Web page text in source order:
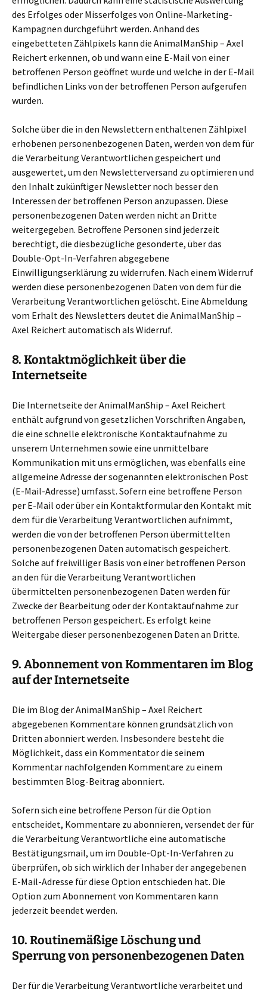
des Erfolges oder Misserfolges von Online-Marketing-
Kampagnen durchgeführt werden. Anhand des
eingebetteten Zählpixels kann die AnimalManShip – Axel
Reichert erkennen, ob und wann eine E-Mail von einer
betroffenen Person geöffnet wurde und welche in der E-Mail
befindlichen Links von der betroffenen Person aufgerufen
wurden.
Solche über die in den Newslettern enthaltenen Zählpixel
erhobenen personenbezogenen Daten, werden von dem für
die Verarbeitung Verantwortlichen gespeichert und
ausgewertet, um den Newsletterversand zu optimieren und
den Inhalt zukünftiger Newsletter noch besser den
Interessen der betroffenen Person anzupassen. Diese
personenbezogenen Daten werden nicht an Dritte
weitergegeben. Betroffene Personen sind jederzeit
berechtigt, die diesbezügliche gesonderte, über das
Double-Opt-In-Verfahren abgegebene
Einwilligungserklärung zu widerrufen. Nach einem Widerruf
werden diese personenbezogenen Daten von dem für die
Verarbeitung Verantwortlichen gelöscht. Eine Abmeldung
vom Erhalt des Newsletters deutet die AnimalManShip –
Axel Reichert automatisch als Widerruf.
8. Kontaktmöglichkeit über die
Internetseite
Die Internetseite der AnimalManShip – Axel Reichert
enthält aufgrund von gesetzlichen Vorschriften Angaben,
die eine schnelle elektronische Kontaktaufnahme zu
unserem Unternehmen sowie eine unmittelbare
Kommunikation mit uns ermöglichen, was ebenfalls eine
allgemeine Adresse der sogenannten elektronischen Post
(E-Mail-Adresse) umfasst. Sofern eine betroffene Person
per E-Mail oder über ein Kontaktformular den Kontakt mit
dem für die Verarbeitung Verantwortlichen aufnimmt,
werden die von der betroffenen Person übermittelten
personenbezogenen Daten automatisch gespeichert.
Solche auf freiwilliger Basis von einer betroffenen Person
an den für die Verarbeitung Verantwortlichen
übermittelten personenbezogenen Daten werden für
Zwecke der Bearbeitung oder der Kontaktaufnahme zur
betroffenen Person gespeichert. Es erfolgt keine
Weitergabe dieser personenbezogenen Daten an Dritte.
9. Abonnement von Kommentaren im Blog
auf der Internetseite
Die im Blog der AnimalManShip – Axel Reichert
abgegebenen Kommentare können grundsätzlich von
Dritten abonniert werden. Insbesondere besteht die
Möglichkeit, dass ein Kommentator die seinem
Kommentar nachfolgenden Kommentare zu einem
bestimmten Blog-Beitrag abonniert.
Sofern sich eine betroffene Person für die Option
entscheidet, Kommentare zu abonnieren, versendet der für
die Verarbeitung Verantwortliche eine automatische
Bestätigungsmail, um im Double-Opt-In-Verfahren zu
überprüfen, ob sich wirklich der Inhaber der angegebenen
E-Mail-Adresse für diese Option entschieden hat. Die
Option zum Abonnement von Kommentaren kann
jederzeit beendet werden.
10. Routinemäßige Löschung und
Sperrung von personenbezogenen Daten
Der für die Verarbeitung Verantwortliche verarbeitet und